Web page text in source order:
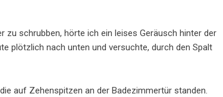
zu schrubben, hörte ich ein leises Geräusch hinter der
plötzlich nach unten und versuchte, durch den Spalt
auf Zehenspitzen an der Badezimmertür standen.